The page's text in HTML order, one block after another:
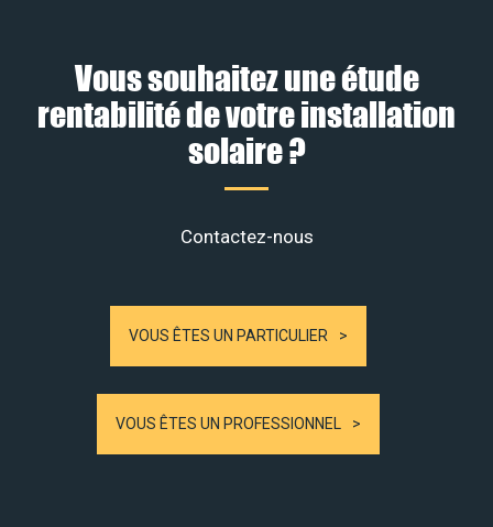
Vous souhaitez une étude
rentabilité de votre installation
solaire ?
Contactez-nous
VOUS ÊTES UN PARTICULIER
VOUS ÊTES UN PROFESSIONNEL